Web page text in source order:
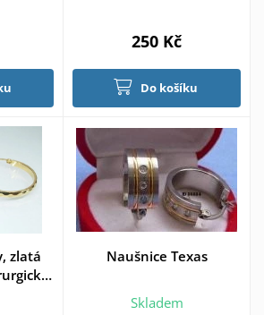
250 Kč
Do košíku
zlatá
Naušnice Texas
Skladem